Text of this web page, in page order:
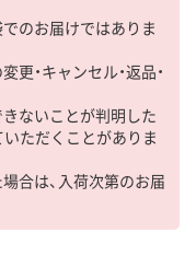
のお届けではありま
更・キャンセル・返品・
ないことが判明した
ただくことがありま
合は、入荷次第のお届